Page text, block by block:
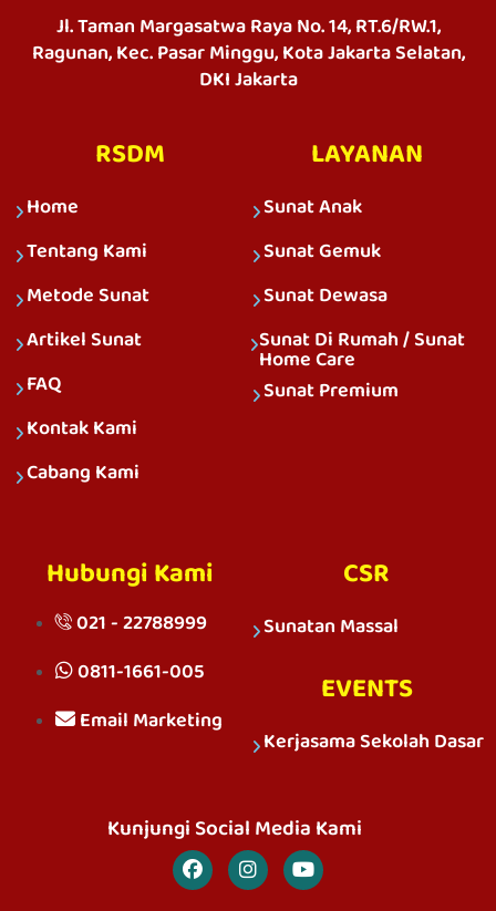
Jl. Taman Margasatwa Raya No. 14, RT.6/RW.1,
Ragunan, Kec. Pasar Minggu, Kota Jakarta Selatan,
DKI Jakarta
RSDM
Home
Tentang Kami
Metode Sunat
Artikel Sunat
FAQ
Kontak Kami
Cabang Kami
LAYANAN
Sunat Anak
Sunat Gemuk
Sunat Dewasa
Sunat Di Rumah / Sunat
Home Care
Sunat Premium
Hubungi Kami
021 - 22788999
0811-1661-005
Email Marketing
CSR
Sunatan Massal
EVENTS
Kerjasama Sekolah Dasar
Kunjungi Social Media Kami